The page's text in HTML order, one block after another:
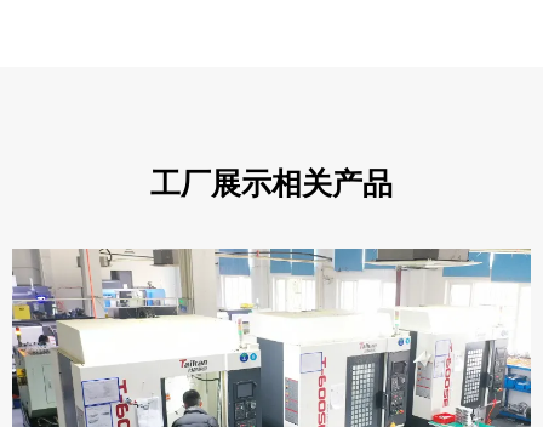
工厂展示相关产品